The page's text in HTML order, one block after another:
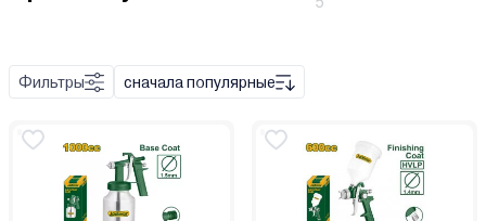
Набор инструмента
Удлинитель
Штуцер
Фильтры сначала популярные